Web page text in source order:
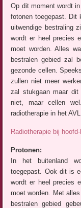
Op dit moment wordt
fotonen toegepast.
uitwendige bestraling
wordt er heel precies
moet worden. Alles
bestralen gebied zal
gezonde cellen.
zullen niet meer
zal stukgaan maar
niet, maar cellen
radiotherapie in het AVL.
Radiotherapie bij
Protonen:
In het buitenland
toegepast. Ook dit is
wordt er heel precies
moet worden. Met
bestralen gebied